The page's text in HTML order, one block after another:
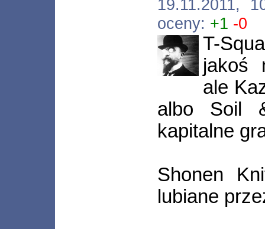
19.11.2011,
oceny: +1 -0
T-
jakoś
ale
albo Soil
kapitalne
Shonen
lubiane